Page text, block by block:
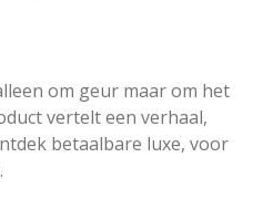
om geur maar om het
vertelt een verhaal,
betaalbare luxe, voor